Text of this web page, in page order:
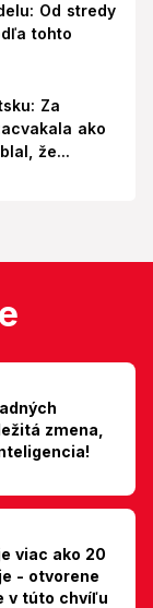
Od stredy
tohto
Za
ako
že...
zmena,
viac ako 20
- otvorene
v túto chvíľu